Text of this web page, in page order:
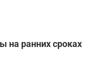
на ранних сроках